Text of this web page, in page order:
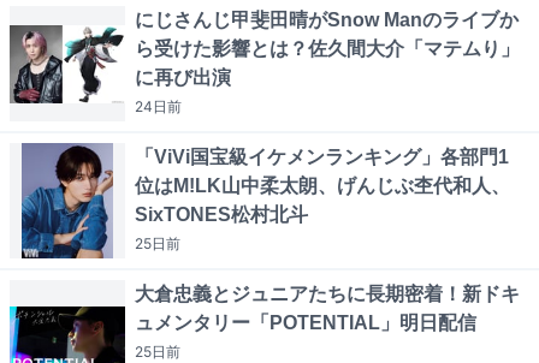
にじさんじ甲斐田晴がSnow Manのライブか
ら受けた影響とは？佐久間大介「マテムり」
に再び出演
24日前
「ViVi国宝級イケメンランキング」各部門1
位はM!LK山中柔太朗、げんじぶ杢代和人、
SixTONES松村北斗
25日前
大倉忠義とジュニアたちに長期密着！新ドキ
ュメンタリー「POTENTIAL」明日配信
25日前